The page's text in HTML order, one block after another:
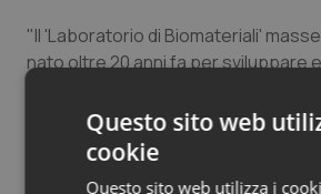
Tumori gastrointestinali
Ulcera & Reflusso
Vaccini
"Il 'Laboratorio di Biomateriali'
nato oltre 20 anni fa per sviluppare
applicazioni in campo
dispositivi polimerici in fase di studio
laboratorio, particolare rilevanza
Questo sito web
cookie
Questo sito web utilizza i